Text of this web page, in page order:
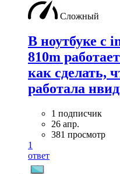
Сложный
В ноутбуке с
810m
как сделать,
работала
1 подписчик
26 апр.
381 просмотр
1
ответ